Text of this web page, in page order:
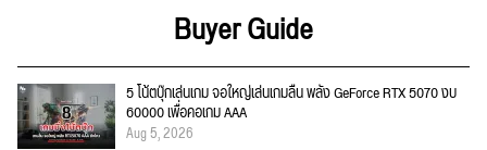
Buyer Guide
5 โน้ตบุ๊กเล่นเกม จอใหญ่เล่นเกมลื่น พลัง GeForce RTX 5070 งบ
60000 เพื่อคอเกม AAA
Aug 5, 2026